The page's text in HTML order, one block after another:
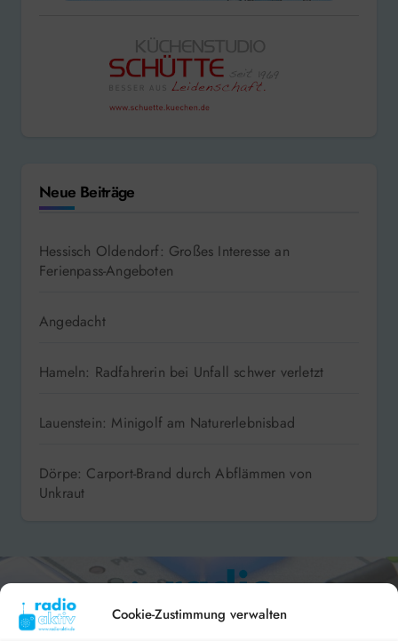
Cookie-Zustimmung verwalten
Neue Beiträge
Hessisch Oldendorf: Großes Interesse an
Ferienpass-Angeboten
Angedacht
Hameln: Radfahrerin bei Unfall schwer verletzt
Lauenstein: Minigolf am Naturerlebnisbad
Dörpe: Carport-Brand durch Abflämmen von
Unkraut